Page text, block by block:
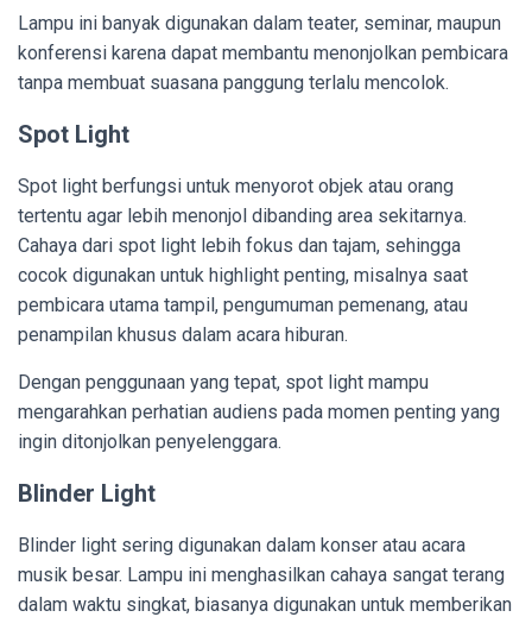
Lampu ini banyak digunakan dalam teater, seminar, maupun
konferensi karena dapat membantu menonjolkan pembicara
tanpa membuat suasana panggung terlalu mencolok.
Spot Light
Spot light berfungsi untuk menyorot objek atau orang
tertentu agar lebih menonjol dibanding area sekitarnya.
Cahaya dari spot light lebih fokus dan tajam, sehingga
cocok digunakan untuk highlight penting, misalnya saat
pembicara utama tampil, pengumuman pemenang, atau
penampilan khusus dalam acara hiburan.
Dengan penggunaan yang tepat, spot light mampu
mengarahkan perhatian audiens pada momen penting yang
ingin ditonjolkan penyelenggara.
Blinder Light
Blinder light sering digunakan dalam konser atau acara
musik besar. Lampu ini menghasilkan cahaya sangat terang
dalam waktu singkat, biasanya digunakan untuk memberikan